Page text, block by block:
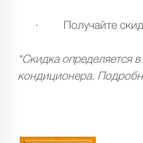
· Получайте
*Скидка определяется
кондиционера.